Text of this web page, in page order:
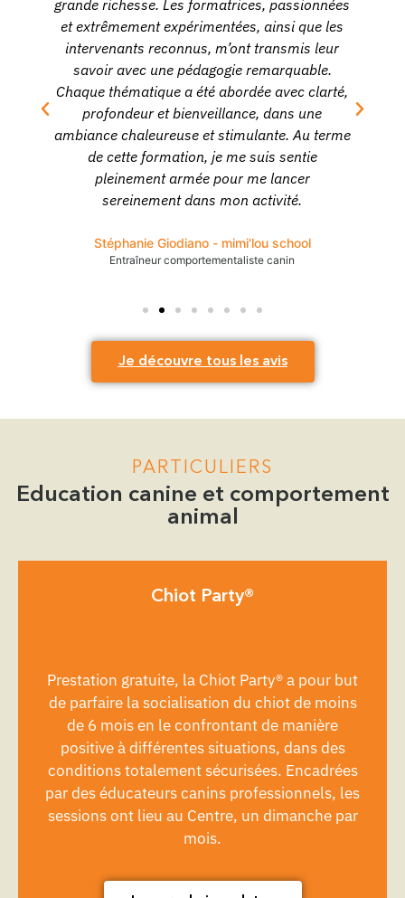
grande richesse. Les formatrices, passionnées
et extrêmement expérimentées, ainsi que les
intervenants reconnus, m’ont transmis leur
savoir avec une pédagogie remarquable.
Chaque thématique a été abordée avec clarté,
profondeur et bienveillance, dans une
ambiance chaleureuse et stimulante. Au terme
de cette formation, je me suis sentie
pleinement armée pour me lancer
sereinement dans mon activité.
Stéphanie Giodiano - mimi'lou school
Entraîneur comportementaliste canin
Je découvre tous les avis
PARTICULIERS
Education canine et comportement
animal
Chiot Party®
Prestation gratuite, la Chiot Party® a pour but
de parfaire la socialisation du chiot de moins
de 6 mois en le confrontant de manière
positive à différentes situations, dans des
conditions totalement sécurisées. Encadrées
par des éducateurs canins professionnels, les
sessions ont lieu au Centre, un dimanche par
mois.